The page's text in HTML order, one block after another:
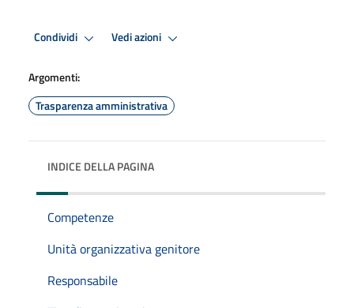
Condividi Vedi azioni
Argomenti:
Trasparenza amministrativa
INDICE DELLA PAGINA
Competenze
Unità organizzativa genitore
Responsabile